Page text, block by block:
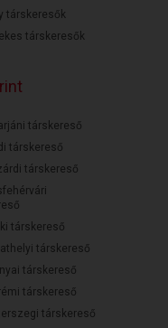
társkeresők
társkeresők
társkereső
társkereső
társkereső
társkereső
társkereső
társkereső
társkereső
társkereső